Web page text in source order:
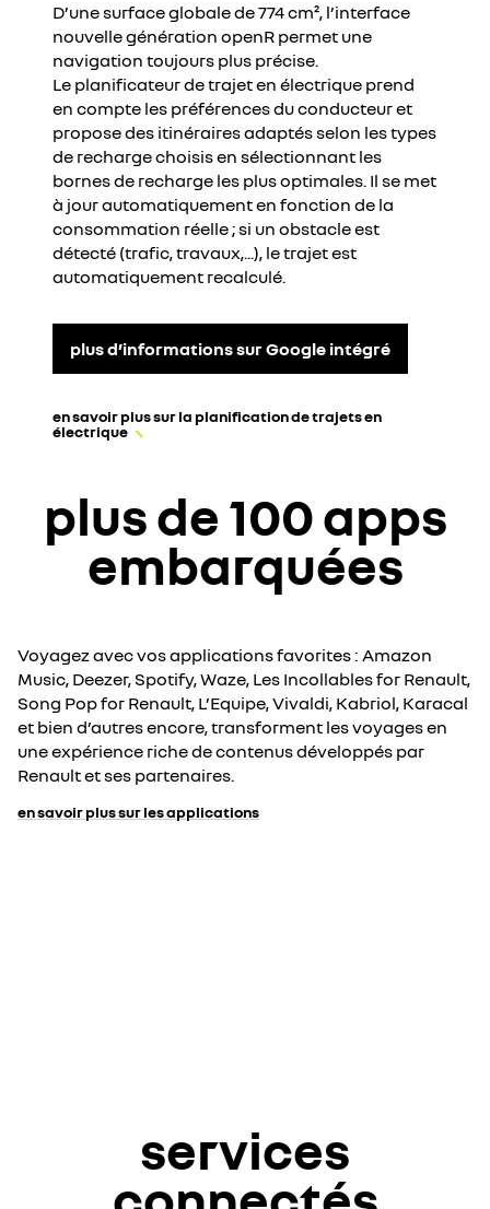
D’une surface globale de 774 cm², l’interface
nouvelle génération openR permet une
navigation toujours plus précise.
Le planificateur de trajet en électrique prend
en compte les préférences du conducteur et
propose des itinéraires adaptés selon les types
de recharge choisis en sélectionnant les
bornes de recharge les plus optimales. Il se met
à jour automatiquement en fonction de la
consommation réelle ; si un obstacle est
détecté (trafic, travaux,...), le trajet est
automatiquement recalculé.
plus d’informations sur Google intégré
en savoir plus sur la planification de trajets en
électrique
plus de 100 apps
embarquées
Voyagez avec vos applications favorites : Amazon
Music, Deezer, Spotify, Waze, Les Incollables for Renault,
Song Pop for Renault, L’Equipe, Vivaldi, Kabriol, Karacal
et bien d’autres encore, transforment les voyages en
une expérience riche de contenus développés par
Renault et ses partenaires.
en savoir plus sur les applications
services